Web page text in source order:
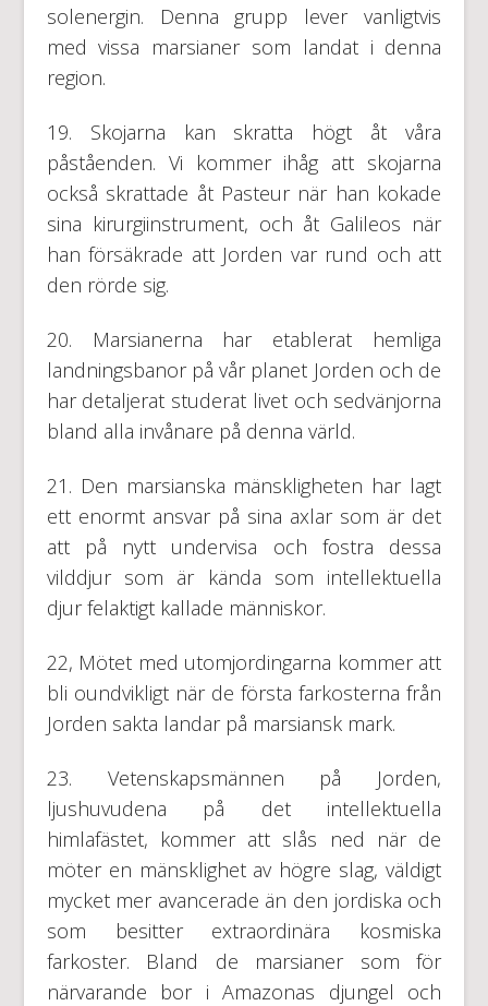
solenergin. Denna grupp lever vanligtvis
med vissa marsianer som landat i denna
region.
19. Skojarna kan skratta högt åt våra
påståenden. Vi kommer ihåg att skojarna
också skrattade åt Pasteur när han kokade
sina kirurgiinstrument, och åt Galileos när
han försäkrade att Jorden var rund och att
den rörde sig.
20. Marsianerna har etablerat hemliga
landningsbanor på vår planet Jorden och de
har detaljerat studerat livet och sedvänjorna
bland alla invånare på denna värld.
21. Den marsianska mänskligheten har lagt
ett enormt ansvar på sina axlar som är det
att på nytt undervisa och fostra dessa
vilddjur som är kända som intellektuella
djur felaktigt kallade människor.
22, Mötet med utomjordingarna kommer att
bli oundvikligt när de första farkosterna från
Jorden sakta landar på marsiansk mark.
23. Vetenskapsmännen på Jorden,
ljushuvudena på det intellektuella
himlafästet, kommer att slås ned när de
möter en mänsklighet av högre slag, väldigt
mycket mer avancerade än den jordiska och
som besitter extraordinära kosmiska
farkoster. Bland de marsianer som för
närvarande bor i Amazonas djungel och